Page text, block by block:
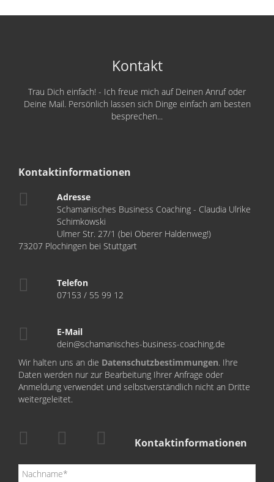
Kontakt
Trau Dich einfach! - Ich freue mich auf Deinen Anruf oder
Deine Mail. Persönlich lassen sich Dinge einfach am besten
besprechen...
Kontaktinformationen
Adresse
Schamanisches Business Coaching - Claudia Ulrike
Schimkowski
Ulmer Str. 27/1 (bei Oberer Haldenweg!)
73207 Plochingen bei Stuttgart
Telefon
07153 / 55 99 12
E-Mail
dein@schamanisches-business-coaching.de
Wir halten uns an die Datenschutzbestimmungen. Ihre
Daten werden nur zur Bearbeitung Ihrer Anfrage oder
Anmeldung verwendet und selbstverständlich nicht an Dritte
weitergeleitet.
Kontaktinformationen